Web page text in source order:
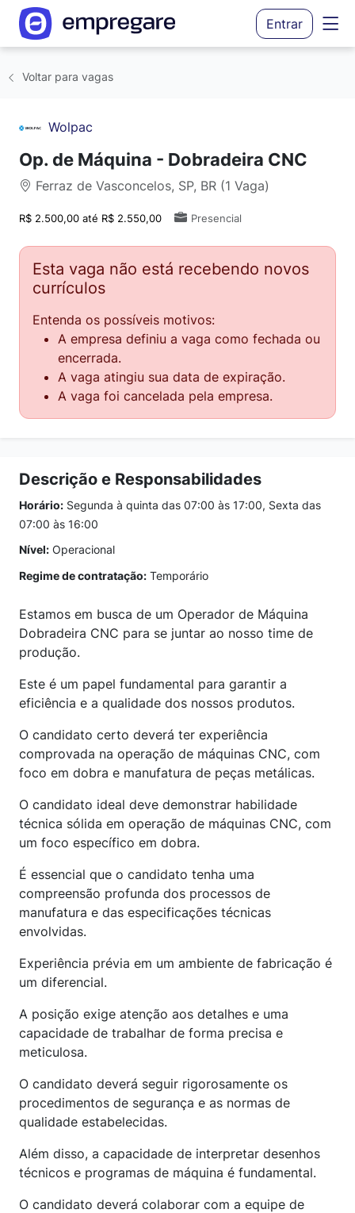
Entrar
Voltar para vagas
Wolpac
Op. de Máquina - Dobradeira CNC
Ferraz de Vasconcelos, SP, BR (1 Vaga)
R$ 2.500,00 até R$ 2.550,00 Presencial
Esta vaga não está recebendo novos
currículos
Entenda os possíveis motivos:
A empresa definiu a vaga como fechada ou
encerrada.
A vaga atingiu sua data de expiração.
A vaga foi cancelada pela empresa.
Descrição e Responsabilidades
Horário: Segunda à quinta das 07:00 às 17:00, Sexta das
07:00 às 16:00
Nível: Operacional
Regime de contratação: Temporário
Estamos em busca de um Operador de Máquina
Dobradeira CNC para se juntar ao nosso time de
produção.
Este é um papel fundamental para garantir a
eficiência e a qualidade dos nossos produtos.
O candidato certo deverá ter experiência
comprovada na operação de máquinas CNC, com
foco em dobra e manufatura de peças metálicas.
O candidato ideal deve demonstrar habilidade
técnica sólida em operação de máquinas CNC, com
um foco específico em dobra.
É essencial que o candidato tenha uma
compreensão profunda dos processos de
manufatura e das especificações técnicas
envolvidas.
Experiência prévia em um ambiente de fabricação é
um diferencial.
A posição exige atenção aos detalhes e uma
capacidade de trabalhar de forma precisa e
meticulosa.
O candidato deverá seguir rigorosamente os
procedimentos de segurança e as normas de
qualidade estabelecidas.
Além disso, a capacidade de interpretar desenhos
técnicos e programas de máquina é fundamental.
O candidato deverá colaborar com a equipe de